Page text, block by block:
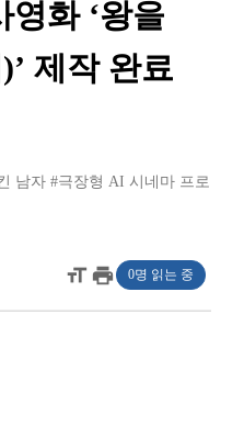
화 ‘왕을
제작 완료
남자 #극장형 AI 시네마 프로
format_sizeprint 0명 읽는 중